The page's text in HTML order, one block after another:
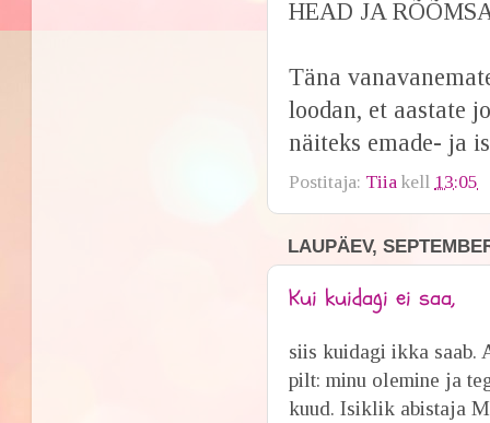
HEAD JA
Täna
loodan, et aastate
näiteks emade- ja
Postitaja: Tiia kell 13:05
LAUPÄEV,
Kui kuidagi ei saa,
siis kuidagi ikka saab.
pilt: minu olemine ja
kuud. Isiklik abistaja